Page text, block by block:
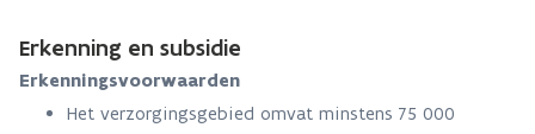
Erkenning en subsidie
Erkenningsvoorwaarden
Het verzorgingsgebied omvat minstens 75 000